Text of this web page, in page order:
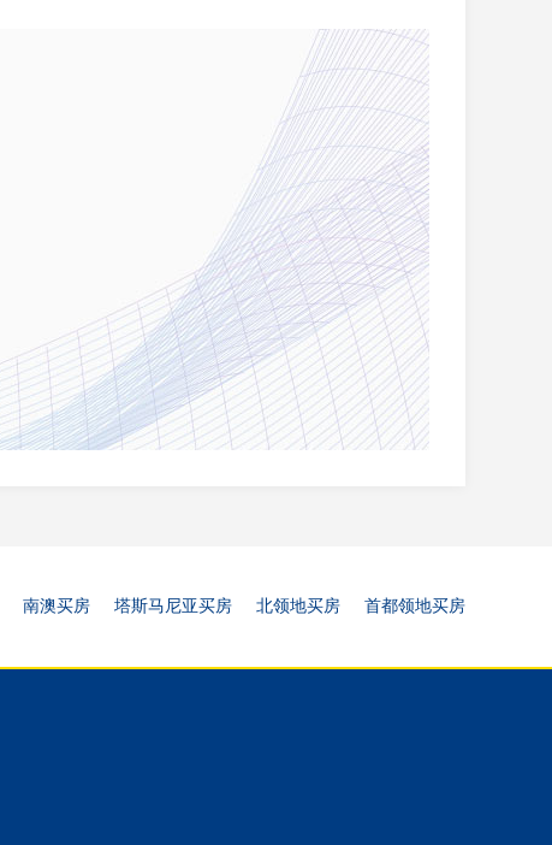
南澳买房 塔斯马尼亚买房 北领地买房 首都领地买房